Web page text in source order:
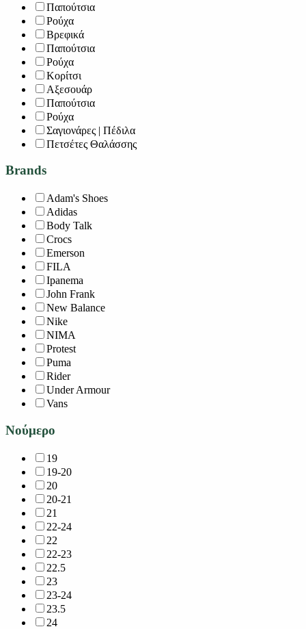
Παπούτσια
Ρούχα
Βρεφικά
Παπούτσια
Ρούχα
Κορίτσι
Αξεσουάρ
Παπούτσια
Ρούχα
Σαγιονάρες | Πέδιλα
Πετσέτες Θαλάσσης
Brands
Adam's Shoes
Adidas
Body Talk
Crocs
Emerson
FILA
Ipanema
John Frank
New Balance
Nike
NIMA
Protest
Puma
Rider
Under Armour
Vans
Νούμερο
19
19-20
20
20-21
21
22-24
22
22-23
22.5
23
23-24
23.5
24